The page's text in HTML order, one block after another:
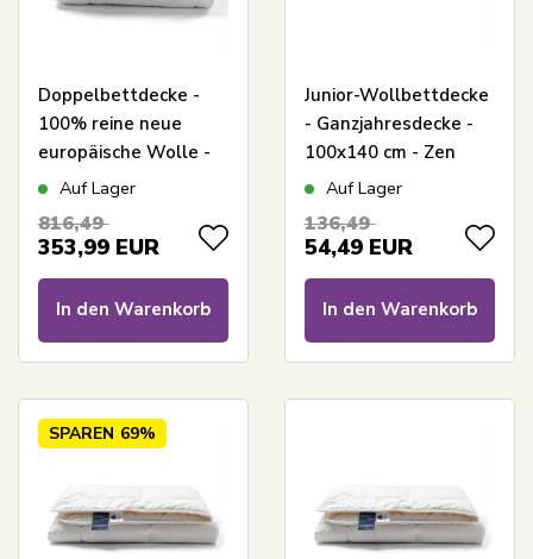
Doppelbettdecke -
100% reine neue
europäische Wolle -
Warme Ganzjahres-
cm - Nature By Borg
Auf Lager
816,49
353,99 EUR
In den Warenkorb
Junior-Wollbettdecke
- Ganzjahresdecke -
100x140 cm - Zen
Sleep Juniordecke
Auf Lager
136,49
54,49 EUR
In den Warenkorb
SPAREN 69%